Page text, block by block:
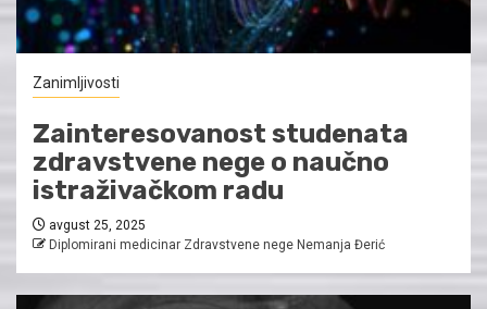
Zanimljivosti
Zainteresovanost studenata
zdravstvene nege o naučno
istraživačkom radu
avgust 25, 2025
Diplomirani medicinar Zdravstvene nege Nemanja Đerić